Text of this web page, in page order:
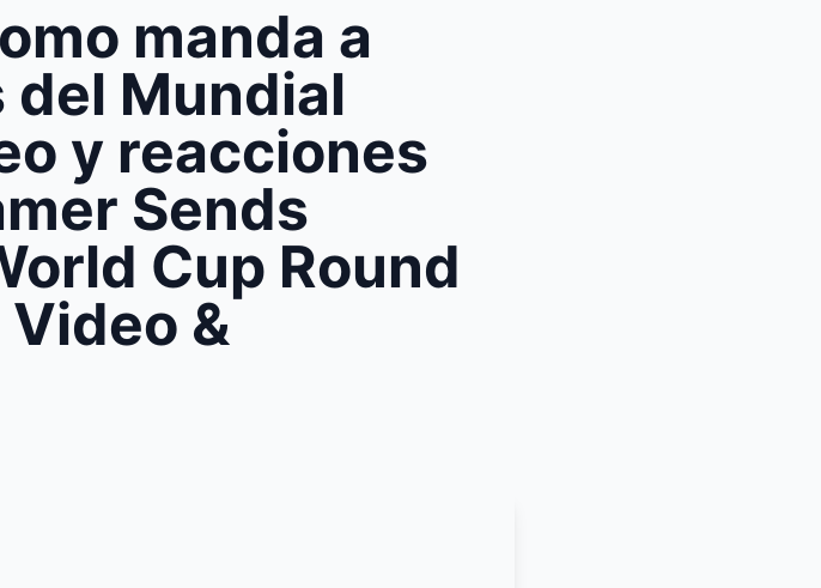
manda a
del Mundial
y reacciones
Sends
Cup Round
&